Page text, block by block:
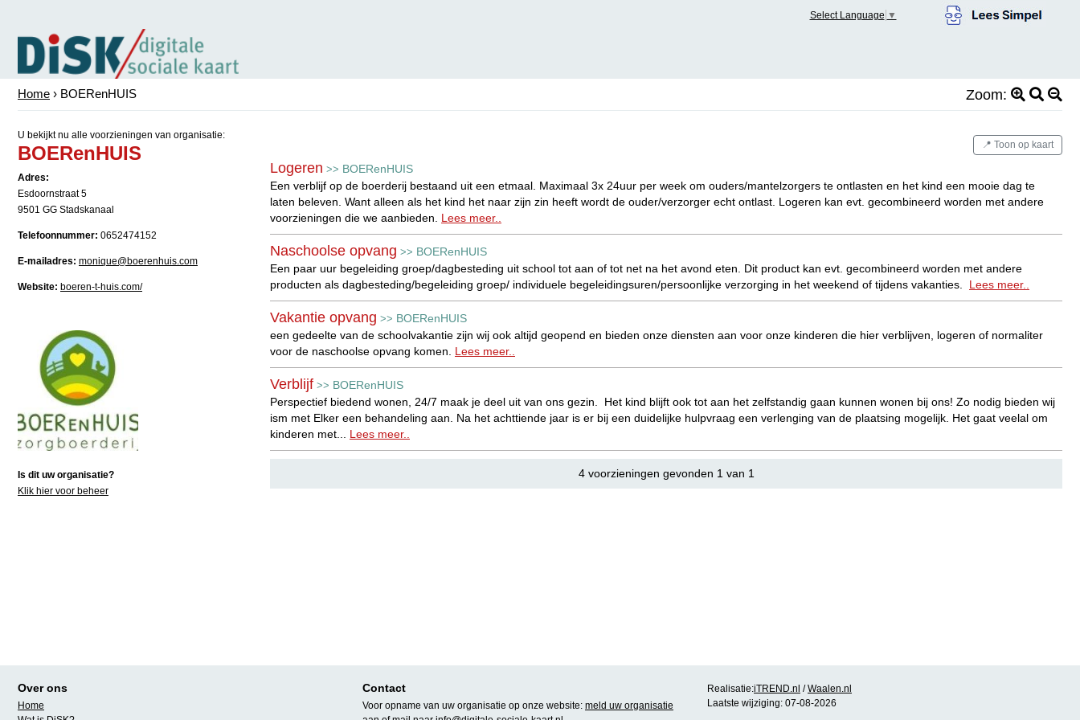
Select Language ▼
Home › BOERenHUIS Zoom:
U bekijkt nu alle voorzieningen van organisatie:
BOERenHUIS
Adres:
Esdoornstraat 5
9501 GG Stadskanaal
Telefoonnummer: 0652474152
E-mailadres: monique@boerenhuis.com
Website: boeren-t-huis.com/
Is dit uw organisatie?
Klik hier voor beheer
📍 Toon op kaart
Logeren >> BOERenHUIS
Een verblijf op de boerderij bestaand uit een etmaal. Maximaal 3x 24uur per week om ouders/mantelzorgers te ontlasten en het kind een mooie dag te
laten beleven. Want alleen als het kind het naar zijn zin heeft wordt de ouder/verzorger echt ontlast. Logeren kan evt. gecombineerd worden met andere
voorzieningen die we aanbieden. Lees meer..
Naschoolse opvang >> BOERenHUIS
Een paar uur begeleiding groep/dagbesteding uit school tot aan of tot net na het avond eten. Dit product kan evt. gecombineerd worden met andere
producten als dagbesteding/begeleiding groep/ individuele begeleidingsuren/persoonlijke verzorging in het weekend of tijdens vakanties. Lees meer..
Vakantie opvang >> BOERenHUIS
een gedeelte van de schoolvakantie zijn wij ook altijd geopend en bieden onze diensten aan voor onze kinderen die hier verblijven, logeren of normaliter
voor de naschoolse opvang komen. Lees meer..
Verblijf >> BOERenHUIS
Perspectief biedend wonen, 24/7 maak je deel uit van ons gezin. Het kind blijft ook tot aan het zelfstandig gaan kunnen wonen bij ons! Zo nodig bieden wij
ism met Elker een behandeling aan. Na het achttiende jaar is er bij een duidelijke hulpvraag een verlenging van de plaatsing mogelijk. Het gaat veelal om
kinderen met... Lees meer..
4 voorzieningen gevonden 1 van 1
Over ons
Home
Contact
Voor opname van uw organisatie op onze website: meld uw organisatie
Realisatie:iTREND.nl /Waalen.nl
Laatste wijziging: 07-08-2026